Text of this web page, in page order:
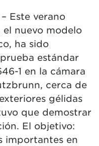
– Este verano
el nuevo modelo
ha sido
estándar
1 en la cámara
cerca de
gélidas
que demostrar
El objetivo:
importantes en